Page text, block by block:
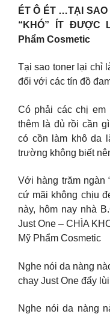
ÉT Ô ÉT …TẠI SAO
“KHÓ” ÍT ĐƯỢC
Phẩm Cosmetic
Tại sao toner lại chỉ
đối với các tín đồ
Có phải các chị em
thêm là đủ rồi cần
có cồn làm khô da
trường không biết
Với hàng trăm ngàn
cứ mãi không chịu
này, hôm nay nhà
Just One – CHÌA
Mỹ Phẩm Cosmetic
Nghe nói da nàng
chay Just One đẩy
Nghe nói da nàng